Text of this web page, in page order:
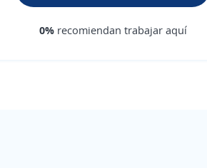
0%recomiendan trabajar aquí